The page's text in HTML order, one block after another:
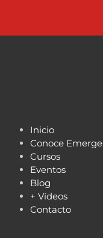
Inicio
Conoce Emerge
Cursos
Eventos
Blog
+ Vídeos
Contacto